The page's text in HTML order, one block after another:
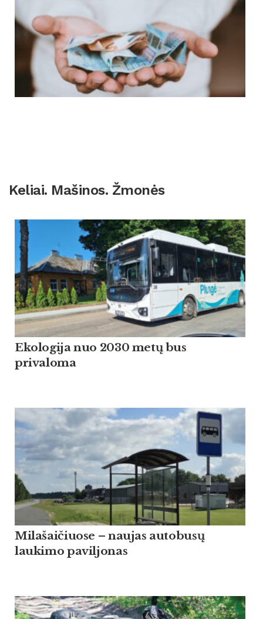
Keliai. Mašinos. Žmonės
Ekologija nuo 2030 metų bus
privaloma
Milašaičiuose – naujas autobusų
laukimo paviljonas